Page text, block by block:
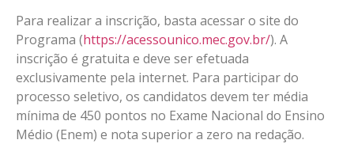
Para realizar a inscrição, basta acessar o site do
Programa (https://acessounico.mec.gov.br/). A
inscrição é gratuita e deve ser efetuada
exclusivamente pela internet. Para participar do
processo seletivo, os candidatos devem ter média
mínima de 450 pontos no Exame Nacional do Ensino
Médio (Enem) e nota superior a zero na redação.